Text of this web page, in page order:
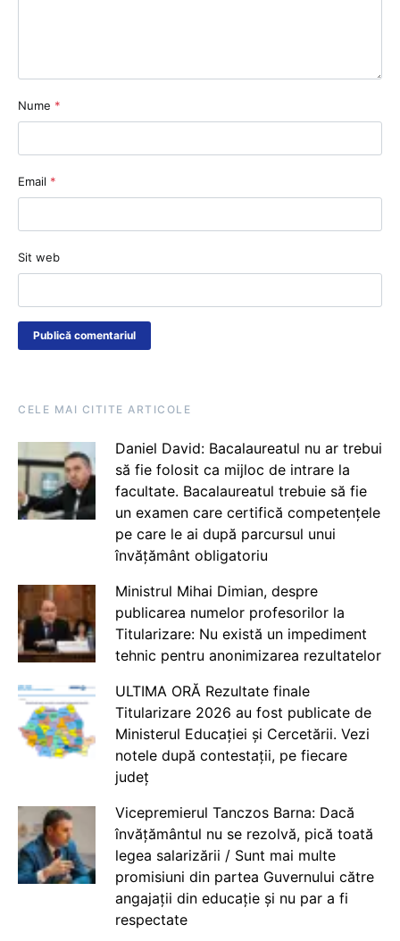
Nume *
Email *
Sit web
CELE MAI CITITE ARTICOLE
Daniel David: Bacalaureatul nu ar trebui
să fie folosit ca mijloc de intrare la
facultate. Bacalaureatul trebuie să fie
un examen care certifică competențele
pe care le ai după parcursul unui
învățământ obligatoriu
Ministrul Mihai Dimian, despre
publicarea numelor profesorilor la
Titularizare: Nu există un impediment
tehnic pentru anonimizarea rezultatelor
ULTIMA ORĂ Rezultate finale
Titularizare 2026 au fost publicate de
Ministerul Educației și Cercetării. Vezi
notele după contestații, pe fiecare
județ
Vicepremierul Tanczos Barna: Dacă
învățământul nu se rezolvă, pică toată
legea salarizării / Sunt mai multe
promisiuni din partea Guvernului către
angajații din educație și nu par a fi
respectate